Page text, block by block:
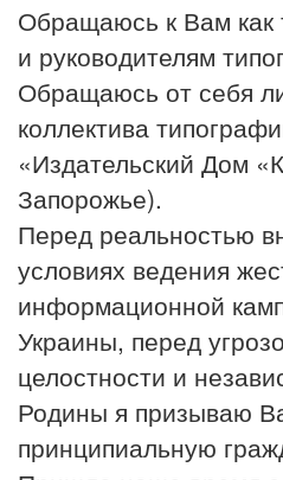
Обращаюсь к Вам
и руководителям
Обращаюсь от себя
коллектива
«Издательский Дом
Запорожье).
Перед реальностью
условиях ведения
информационной
Украины, перед
целостности и
Родины я призываю
принципиальную